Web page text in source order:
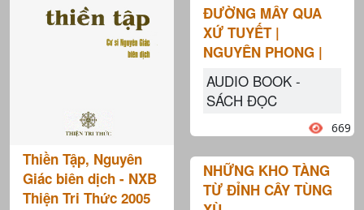
Thiền Tập, Nguyên
Giác biên dịch - NXB
Thiện Tri Thức 2005
ĐƯỜNG MÂY QUA
XỨ TUYẾT |
NGUYÊN PHONG |
AUDIO BOOK -
SÁCH ĐỌC
669
NHỮNG KHO TÀNG
TỪ ĐỈNH CÂY TÙNG